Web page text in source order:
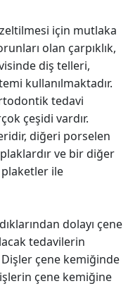
için mutlaka
olan çarpıklık,
diş telleri,
kullanılmaktadır.
tedavi
çeşidi vardır.
diğeri porselen
ve bir diğer
plaketler ile
dolayı çene
tedavilerin
çene kemiğinde
çene kemiğine